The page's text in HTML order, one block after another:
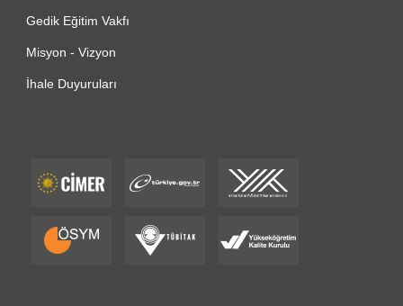
Gedik Eğitim Vakfı
Misyon - Vizyon
İhale Duyuruları